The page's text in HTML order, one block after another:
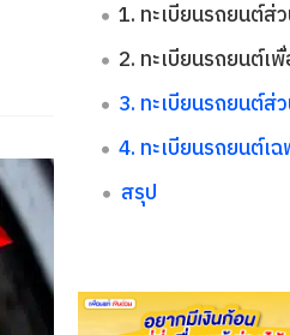
สรุป